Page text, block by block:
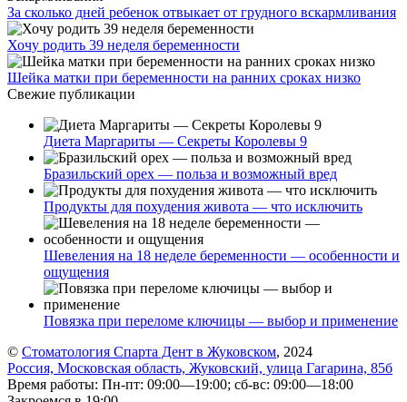
За сколько дней ребенок отвыкает от грудного вскармливания
Хочу родить 39 неделя беременности
Шейка матки при беременности на ранних сроках низко
Свежие публикации
Диета Маргариты — Секреты Королевы 9
Бразильский орех — польза и возможный вред
Продукты для похудения живота — что исключить
Шевеления на 18 неделе беременности — особенности и
ощущения
Повязка при переломе ключицы — выбор и применение
© Стоматология Спарта Дент в Жуковском, 2024
Россия, Московская область, Жуковский, улица Гагарина, 85б
Время работы: Пн-пт: 09:00—19:00; сб-вс: 09:00—18:00